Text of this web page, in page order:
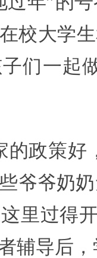
校大学
们一起
的政策
爷爷奶
里过得
辅导后